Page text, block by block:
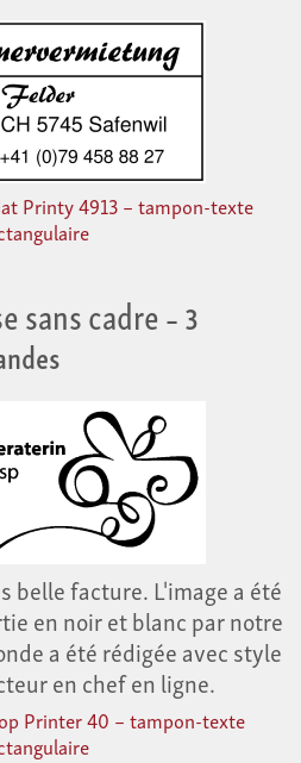
Printy 4913 – tampon-texte
sans cadre– 3
belle facture. L'image a été
en noir et blanc par notre
a été rédigée avec style
en chef en ligne.
Printer 40 – tampon-texte